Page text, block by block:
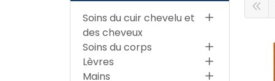
Soins du cuir chevelu et
des cheveux
Soins du corps
Lèvres
Mains